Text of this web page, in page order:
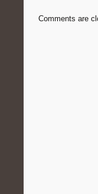
Comments are